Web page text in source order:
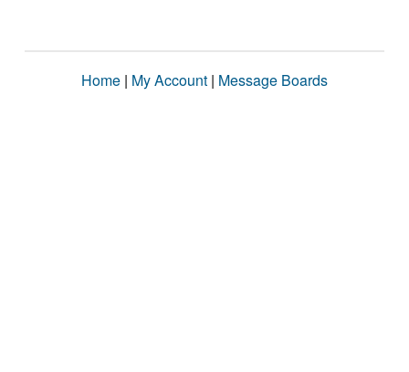
Home | My Account | Message Boards